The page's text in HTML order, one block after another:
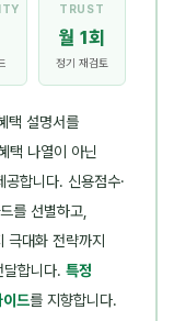
TRUST
월 1회
정기 재검토
택 설명서를
택 나열이 아닌
공합니다. 신용점수·
를 선별하고,
극대화 전략까지
합니다. 특정
이드를 지향합니다.